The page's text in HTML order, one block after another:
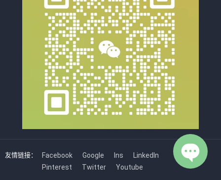
友情链接： Facebook Google Ins
LinkedIn
Pinterest
Twitter Youtube